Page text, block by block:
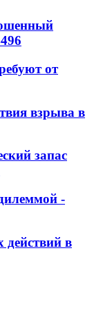
от
взрыва в
запас
-
действий в